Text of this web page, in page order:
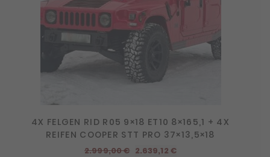
4X FELGEN RID R05 9×18 ET10 8×165,1 + 4X
REIFEN COOPER STT PRO 37×13,5×18
2.999,00€ Ursprünglicher
2.639,12 €Aktueller